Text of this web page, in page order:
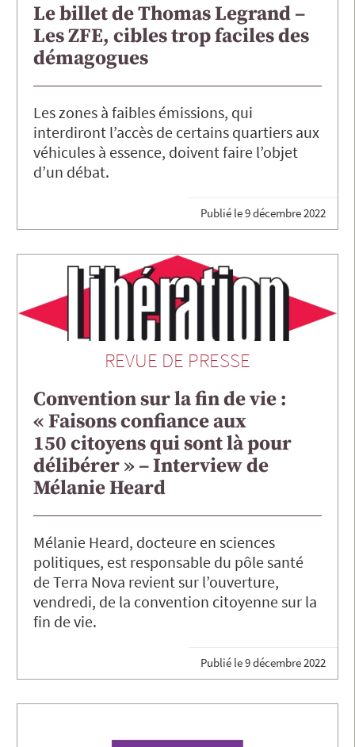
Le billet de Thomas Legrand –
Les ZFE, cibles trop faciles des
démagogues
Les zones à faibles émissions, qui
interdiront l’accès de certains quartiers aux
véhicules à essence, doivent faire l’objet
d’un débat.
Publié le9 décembre 2022
REVUE DE PRESSE
Convention sur la fin de vie :
« Faisons confiance aux
150 citoyens qui sont là pour
délibérer » – Interview de
Mélanie Heard
Mélanie Heard, docteure en sciences
politiques, est responsable du pôle santé
de Terra Nova revient sur l’ouverture,
vendredi, de la convention citoyenne sur la
fin de vie.
Publié le9 décembre 2022